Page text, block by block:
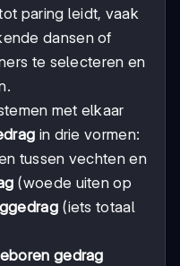
paring leidt, vaak
dansen of
te selecteren en
met elkaar
in drie vormen:
tussen vechten en
(woede uiten op
(iets totaal
gedrag